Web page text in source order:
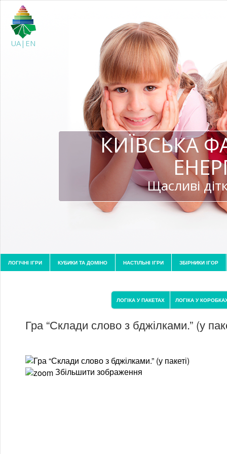
UA|EN
КИЇВСЬКА
Щасливі
ЛОГІЧНІ ІГРИ КУБИКИ ТА ДОМІНО НАСТІЛЬНІ ІГРИ ЗБІРНИКИ ІГОР
ЛОГІКА У ПАКЕТАХ ЛОГІКА У
Гра “Склади слово з бджілками.” (у
Збільшити зображення